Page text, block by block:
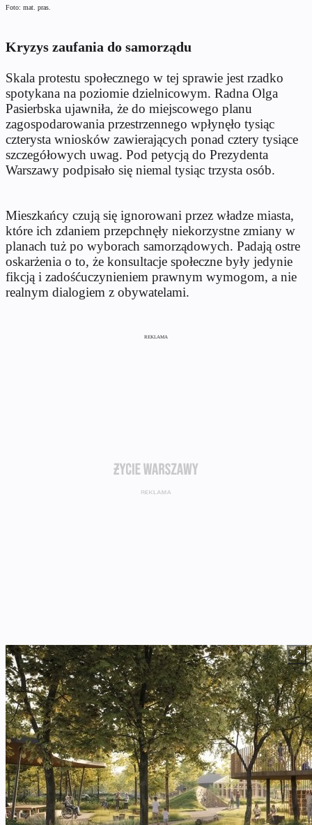
Foto: mat. pras.
Kryzys zaufania do samorządu
Skala protestu społecznego w tej sprawie jest rzadko
spotykana na poziomie dzielnicowym. Radna Olga
Pasierbska ujawniła, że do miejscowego planu
zagospodarowania przestrzennego wpłynęło tysiąc
czterysta wniosków zawierających ponad cztery tysiące
szczegółowych uwag. Pod petycją do Prezydenta
Warszawy podpisało się niemal tysiąc trzysta osób.
Mieszkańcy czują się ignorowani przez władze miasta,
które ich zdaniem przepchnęły niekorzystne zmiany w
planach tuż po wyborach samorządowych. Padają ostre
oskarżenia o to, że konsultacje społeczne były jedynie
fikcją i zadośćuczynieniem prawnym wymogom, a nie
realnym dialogiem z obywatelami.
REKLAMA